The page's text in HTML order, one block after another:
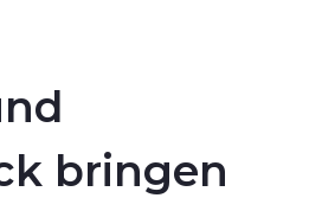
bringen